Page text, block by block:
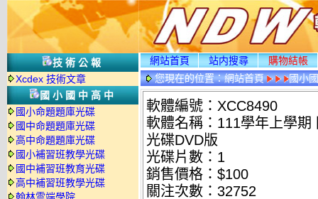
技術公報
Xcdex 技術文章
國小國中高中
國小命題題庫光碟
國中命題題庫光碟
高中命題題庫光碟
國小補習班教學光碟
國中補習班教育光碟
高中補習班教學光碟
網站首頁 站内搜尋
購物結帳
您現在的位置：網站首頁 國小
軟體編號：XCC8490
軟體名稱：111學年上學
光碟DVD版
光碟片數：1
銷售價格：$100
關注次數： 32752